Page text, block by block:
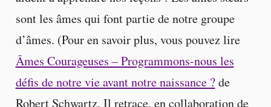
sont les âmes qui font partie de notre groupe
d’âmes. (Pour en savoir plus, vous pouvez lire
Âmes Courageuses – Programmons-nous les
défis de notre vie avant notre naissance ?de
Robert Schwartz. Il retrace, en collaboration de